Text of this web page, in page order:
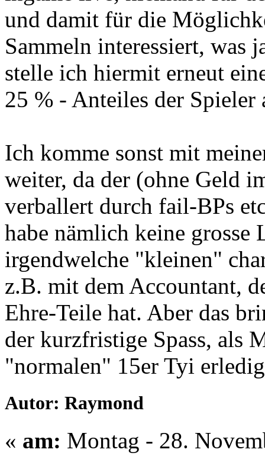
und damit für die
Sammeln interessiert, was
stelle ich hiermit erneut
25 % - Anteiles der Spieler
Ich komme sonst mit
weiter, da der (ohne Geld
verballert durch fail-BPs
habe nämlich keine
irgendwelche "kleinen"
z.B. mit dem Accountant,
Ehre-Teile hat. Aber das
der kurzfristige Spass, als
"normalen" 15er Tyi
Autor: Raymond
« am: Montag - 28.